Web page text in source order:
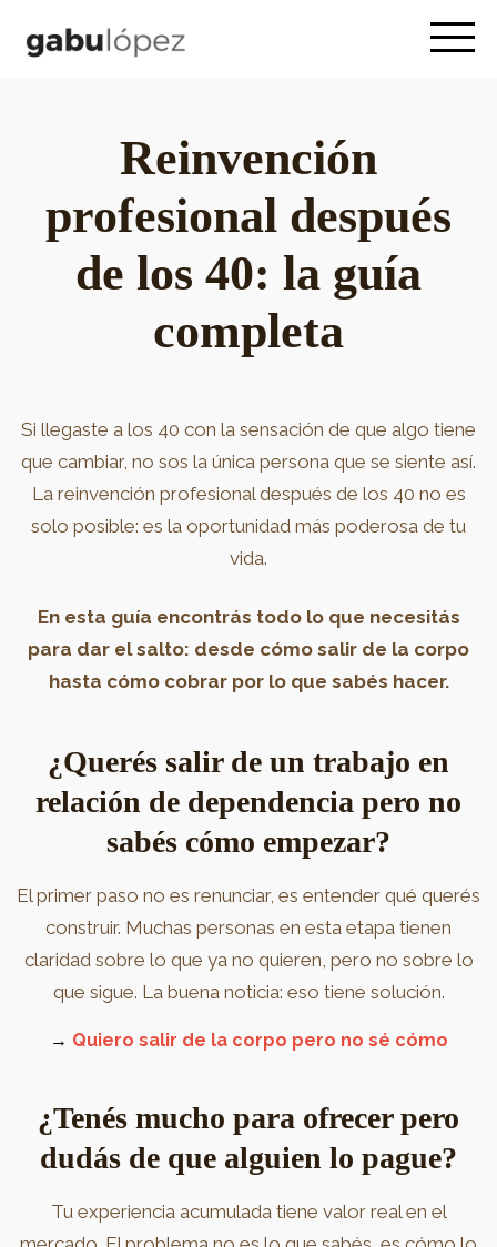
Reinvención
profesional después
de los 40: la guía
completa
Si llegaste a los 40 con la sensación de que algo tiene
que cambiar, no sos la única persona que se siente así.
La reinvención profesional después de los 40 no es
solo posible: es la oportunidad más poderosa de tu
vida.
En esta guía encontrás todo lo que necesitás
para dar el salto: desde cómo salir de la corpo
hasta cómo cobrar por lo que sabés hacer.
¿Querés salir de un trabajo en
relación de dependencia pero no
sabés cómo empezar?
El primer paso no es renunciar, es entender qué querés
construir. Muchas personas en esta etapa tienen
claridad sobre lo que ya no quieren, pero no sobre lo
que sigue. La buena noticia: eso tiene solución.
→ Quiero salir de la corpo pero no sé cómo
¿Tenés mucho para ofrecer pero
dudás de que alguien lo pague?
Tu experiencia acumulada tiene valor real en el